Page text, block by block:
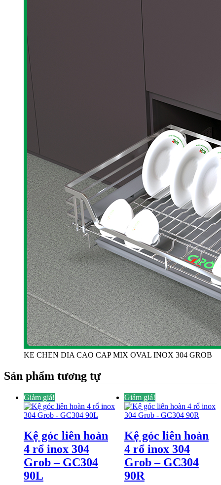
KE CHEN DIA CAO CAP MIX OVAL INOX 304 GROB
Sản phẩm tương tự
Giảm giá!
Kệ góc liên hoàn
4 rổ inox 304
Grob – GC304
90L
Giảm giá!
Kệ góc liên hoàn
4 rổ inox 304
Grob – GC304
90R